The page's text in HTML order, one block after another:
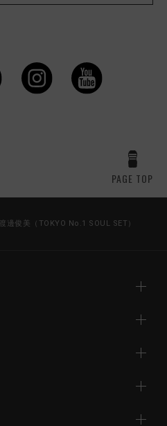
PAGE TOP
渡邊俊美（TOKYO No.1 SOUL SET）